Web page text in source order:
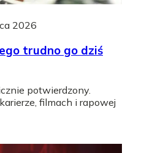
2026
trudno go dziś
potwierdzony.
filmach i rapowej